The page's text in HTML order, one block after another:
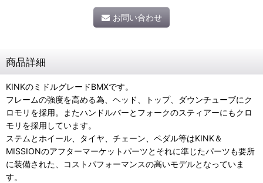
お問い合わせ
商品詳細
KINKのミドルグレードBMXです。
フレームの強度を高める為、ヘッド、トップ、ダウンチューブにク
ロモリを採用。またハンドルバーとフォークのスティアーにもクロ
モリを採用しています。
ステムとホイール、タイヤ、チェーン、ペダル等はKINK＆
MISSIONのアフターマーケットパーツとそれに準じたパーツも要所
に装備された、コストパフォーマンスの高いモデルとなっていま
す。